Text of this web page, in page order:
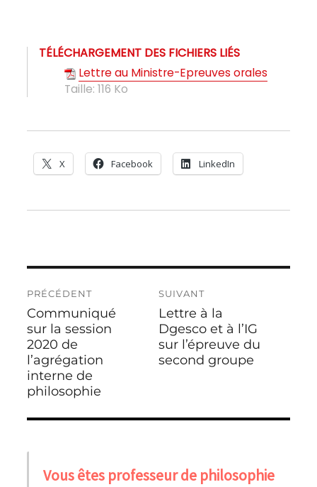
TÉLÉCHARGEMENT DES FICHIERS LIÉS
Lettre au Ministre-Epreuves orales
Taille: 116 Ko
X Facebook LinkedIn
de
l’article
PRÉCÉDENT
Publication
précédente :
Communiqué
sur la session
2020 de
l’agrégation
interne de
philosophie
SUIVANT
Publication
suivante :
Lettre à la
Dgesco et à l’IG
sur l’épreuve du
second groupe
Vous êtes professeur de philosophie